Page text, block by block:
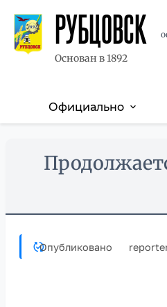
РУБЦОВСК
Основан в 1892
Основная
Официально expand_more
Опубликовано